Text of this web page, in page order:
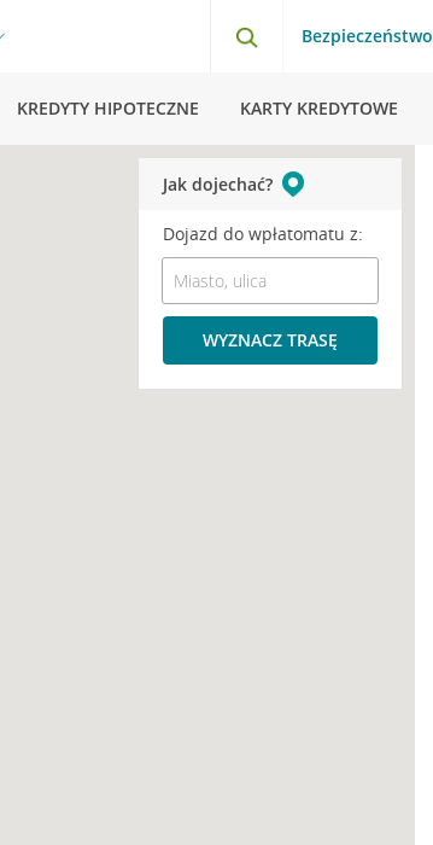
Bezpieczeństwo
KREDYTY HIPOTECZNE KARTY KREDYTOWE
Jak dojechać?
Dojazd do wpłatomatu z:
WYZNACZ TRASĘ